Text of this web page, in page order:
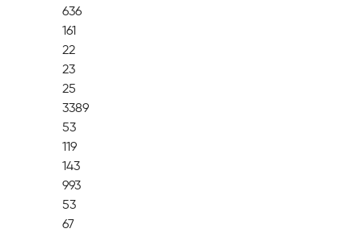
636
161
22
23
25
3389
53
119
143
993
53
67